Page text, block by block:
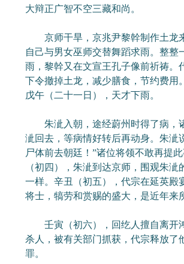
大辩正广智不空三藏和尚。
京师干旱，京兆尹黎幹制作土龙
自己与男女巫师交替舞蹈求雨。整整
雨，黎幹又在文宣王孔子像前祈祷。
下令撤掉土龙，减少膳食，节约费用
戊午（二十一日），天才下雨。
朱泚入朝，途经蔚州时得了病，
泚回去，等病情好转后再动身。朱泚
尸体前去朝廷！”诸位将领不敢再提
（初四），朱泚到达京师，围观朱泚
一样。辛丑（初五），代宗在延英殿
将士，犒劳和赏赐的盛大，是近年来
壬寅（初六），回纥人擅自离开
杀人，被有关部门抓获，代宗释放了
罪。